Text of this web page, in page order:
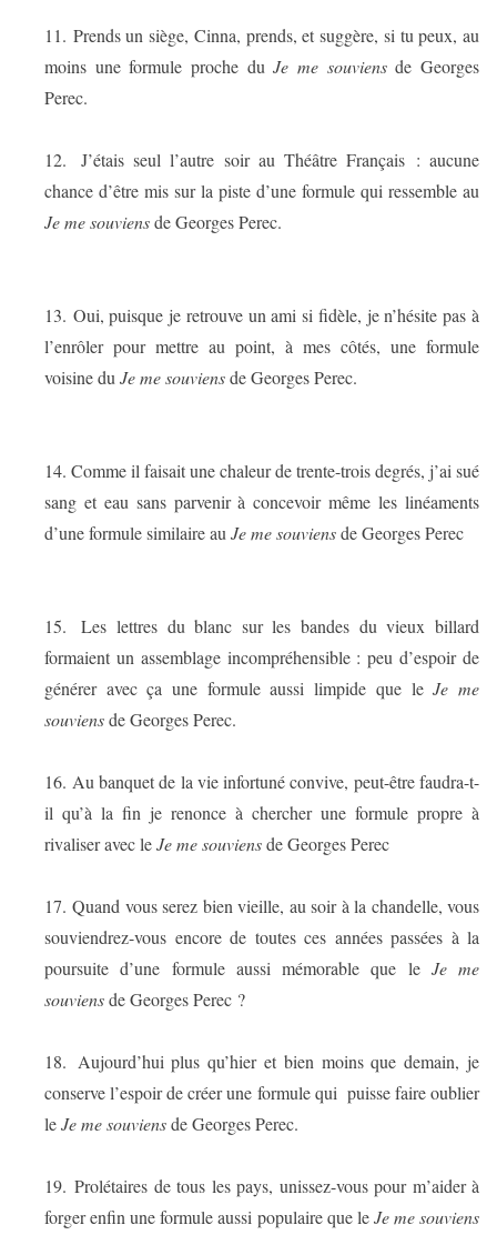
11. Prends un siège, Cinna, prends, et suggère, si tu peux, au
moins une formule proche duJe me souviensde Georges
Perec.
12.
J’étais seul l’autre soir au Théâtre Français : aucune
chance d’être mis sur la piste d’une formule qui ressemble au
Je me souviensde Georges Perec.
13. Oui, puisque je retrouve un ami si fidèle, je n’hésite pas à
l’enrôler pour mettre au point, à mes côtés, une formule
voisine du Je me souviensde Georges Perec.
14. Comme il faisait une chaleur de trente-trois degrés, j’ai sué
sang et eau sans parvenir à concevoir même les linéaments
d’une formule similaire au Je me souviensde Georges Perec
15.
Les lettres du blanc sur les bandes du vieux billard
formaient un assemblage incompréhensible : peu d’espoir de
générer avec ça une formule aussi limpide que leJe me
souviensde Georges Perec.
16. Au banquet de la vie infortuné convive, peut-être faudra-t-
il qu’à la fin je renonce à chercher une formule propre à
rivaliser avec leJe me souviensde Georges Perec
17. Quand vous serez bien vieille, au soir à la chandelle, vous
souviendrez-vous encore de toutes ces années passées à la
poursuite d’une formule aussi mémorable que le Je me
souviensde Georges Perec ?
18. Aujourd’hui plus qu’hier et bien moins que demain, je
conserve l’espoir de créer une formule qui puisse faire oublier
leJe me souviensde Georges Perec.
19. Prolétaires de tous les pays, unissez-vous pour m’aider à
forger enfin une formule aussi populaire que leJe me souviens